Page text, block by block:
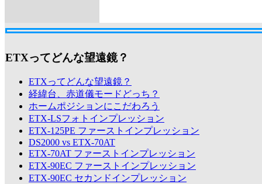
ETXってどんな望遠鏡？
ETXってどんな望遠鏡？
経緯台、赤道儀モードどっち？
ホームポジションにこだわろう
ETX-LSフォトインプレッション
ETX-125PE ファーストインプレッション
DS2000 vs ETX-70AT
ETX-70AT ファーストインプレッション
ETX-90EC ファーストインプレッション
ETX-90EC セカンドインプレッション